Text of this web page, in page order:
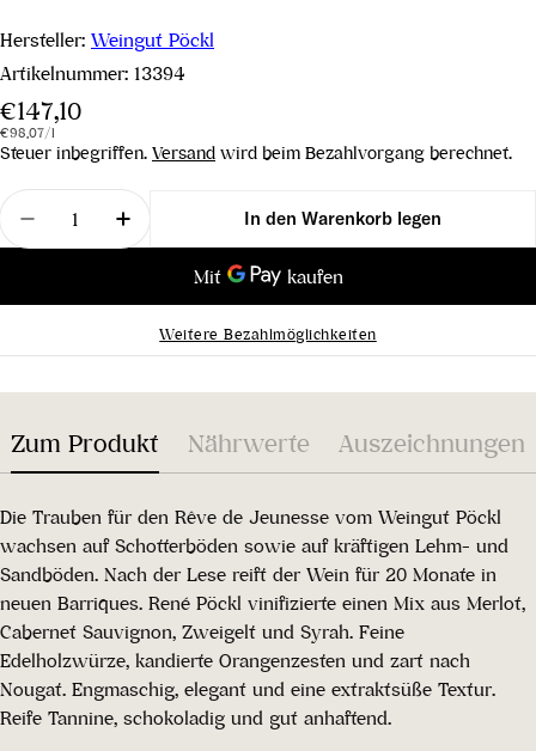
Hersteller: Weingut Pöckl
Artikelnummer: 13394
Regulärer
Preis
€147,10
Stückpreis
€98,07/pro
l
Steuer inbegriffen. Versand wird beim Bezahlvorgang berechnet.
Menge
Menge für Reve de Jeunesse 2018 verringern
Menge für Reve de Jeunesse 2018
In den Warenkorb legen
Weitere Bezahlmöglichkeiten
Zum Produkt Nährwerte Auszeichnungen
Die Trauben für den Rêve de Jeunesse vom Weingut Pöckl
wachsen auf Schotterböden sowie auf kräftigen Lehm- und
Sandböden. Nach der Lese reift der Wein für 20 Monate in
neuen Barriques. René Pöckl vinifizierte einen Mix aus Merlot,
Cabernet Sauvignon, Zweigelt und Syrah. Feine
Edelholzwürze, kandierte Orangenzesten und zart nach
Nougat. Engmaschig, elegant und eine extraktsüße Textur.
Reife Tannine, schokoladig und gut anhaftend.